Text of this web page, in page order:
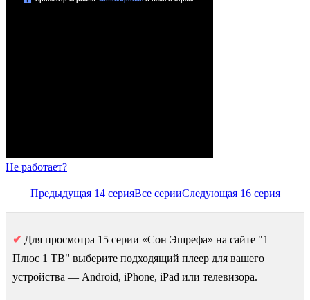
Не работает?
Предыдущая 14 серияВсе серииСледующая 16 серия
✔ Для просмотра 15 серии «Сон Эшрефа» на сайте "1
Плюс 1 ТВ" выберите подходящий плеер для вашего
устройства — Android, iPhone, iPad или телевизора.